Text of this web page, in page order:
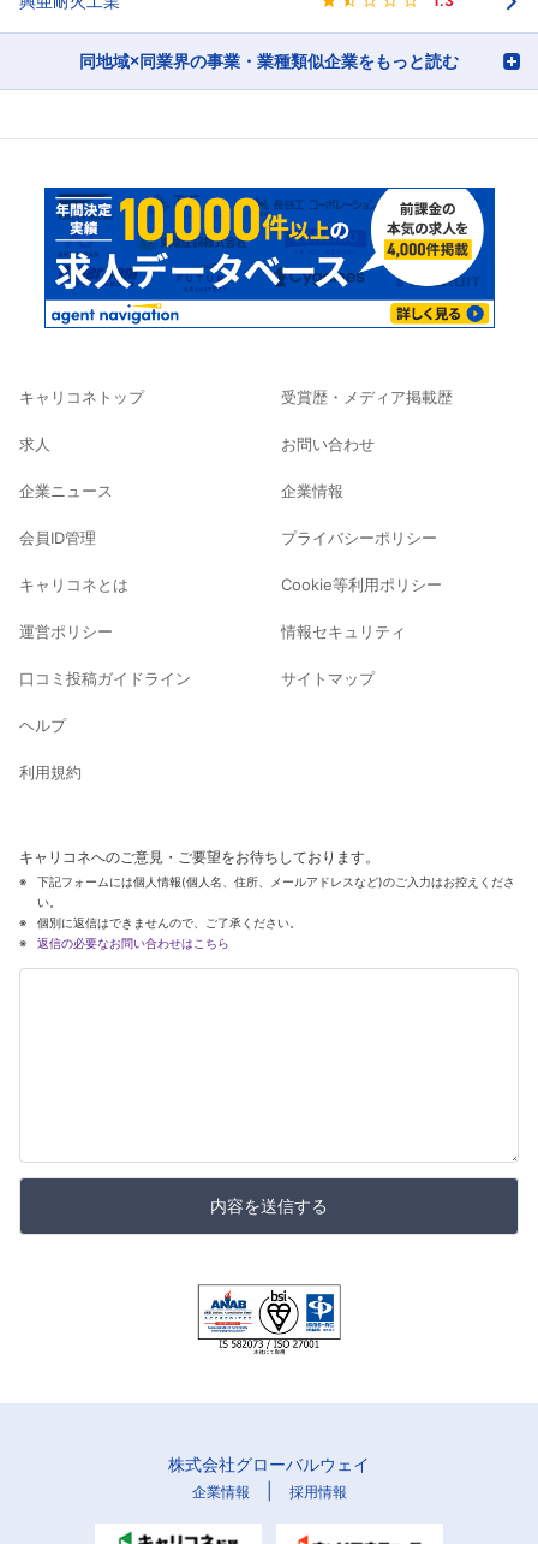
同地域×同業界の事業・業種類似企業をもっと読む
キャリコネトップ
求人
企業ニュース
会員ID管理
キャリコネとは
運営ポリシー
口コミ投稿ガイドライン
ヘルプ
利用規約
受賞歴・メディア掲載歴
お問い合わせ
企業情報
プライバシーポリシー
Cookie等利用ポリシー
情報セキュリティ
サイトマップ
キャリコネへのご意見・ご要望をお待ちしております。
下記フォームには個人情報(個人名、住所、メールアドレスなど)のご入力はお控えくださ
い。
個別に返信はできませんので、ご了承ください。
返信の必要なお問い合わせはこちら
内容を送信する
株式会社グローバルウェイ
企業情報 採用情報